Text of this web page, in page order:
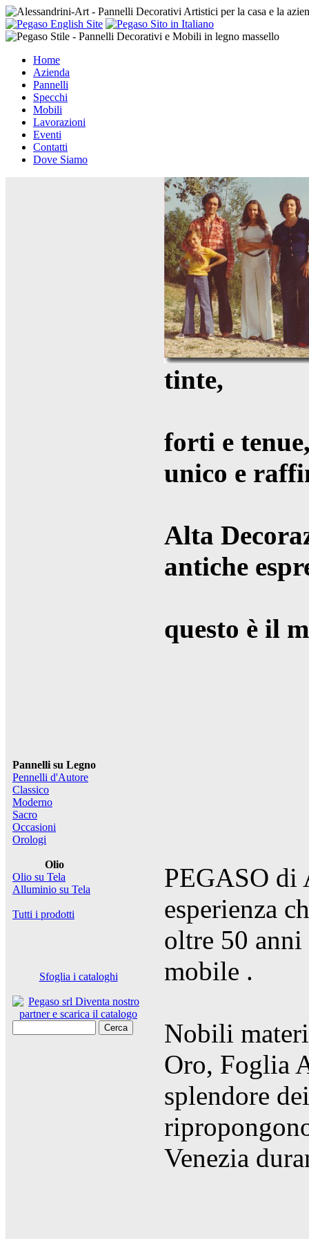
Home
Azienda
Pannelli
Specchi
Mobili
Lavorazioni
Eventi
Contatti
Dove Siamo
Pannelli su Legno
Pennelli d'Autore
Classico
Moderno
Sacro
Occasioni
Orologi
Olio
Olio su Tela
Alluminio su Tela
Tutti i prodotti
Sfoglia i cataloghi
Cerca
tinte,
forti e
unico e
Alta
antiche
questo è il
PEGASO di
esperienza
oltre 50
mobile .
Nobili
Oro, Foglia
splendore
Venezia